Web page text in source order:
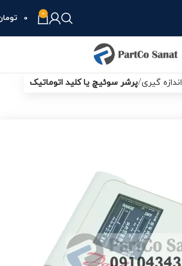
0
0
گیری پرشر سوئیچ یا کلید اتوماتیک